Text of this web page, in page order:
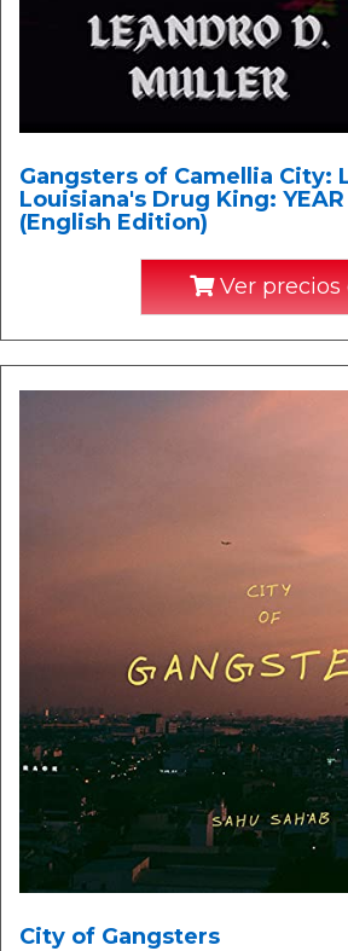
Gangsters of Camellia City:
Louisiana's Drug King: YEAR
(English Edition)
Ver precios
City of Gangsters